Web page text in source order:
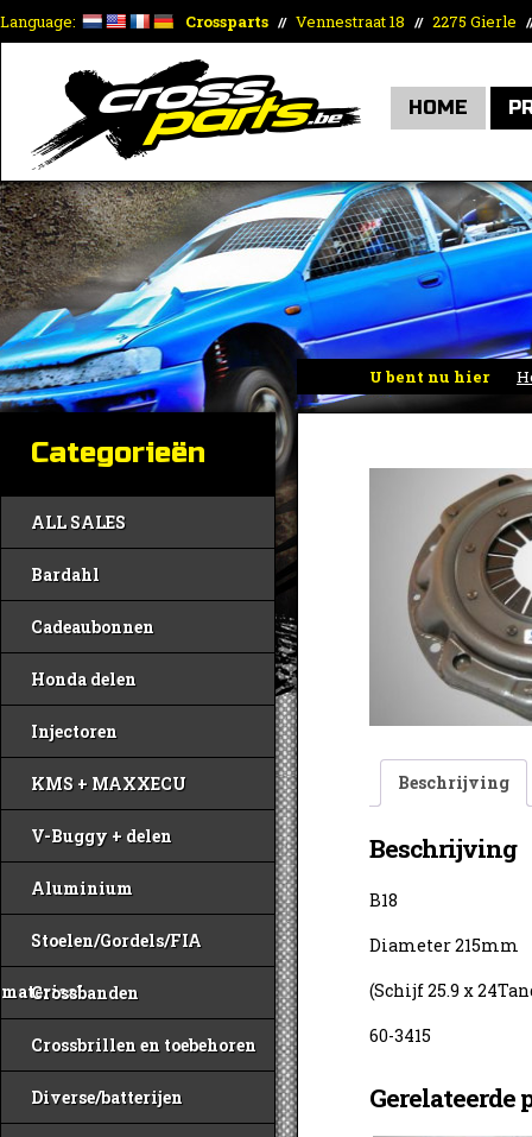
Language: Crossparts // Vennestraat 18 // 2275 Gierle
HOME
U bent nu hier
Categorieën
ALL SALES
Bardahl
Cadeaubonnen
Honda delen
Injectoren
KMS + MAXXECU
V-Buggy + delen
Aluminium
Stoelen/Gordels/FIA
materiaal
Crossbanden
Crossbrillen en toebehoren
Diverse/batterijen
Beschrijving
Beschrijving
B18
Diameter 215mm
(Schijf 25.9 x
60-3415
Gerelateerde